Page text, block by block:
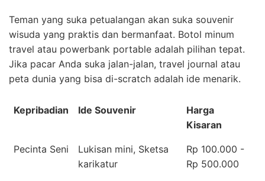
Teman yang suka petualangan akan suka souvenir
wisuda yang praktis dan bermanfaat. Botol minum
travel atau powerbank portable adalah pilihan tepat.
Jika pacar Anda suka jalan-jalan, travel journal atau
peta dunia yang bisa di-scratch adalah ide menarik.
Kepribadian Ide Souvenir
Harga
Kisaran
Pecinta Seni
Lukisan mini, Sketsa
karikatur
Rp 100.000 -
Rp 500.000